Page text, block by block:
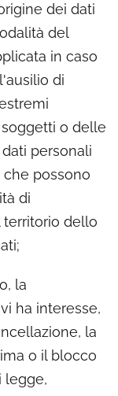
dei dati
del
in caso
di
o delle
personali
possono
di
territorio dello
la
ha interesse,
la
o il blocco
legge,